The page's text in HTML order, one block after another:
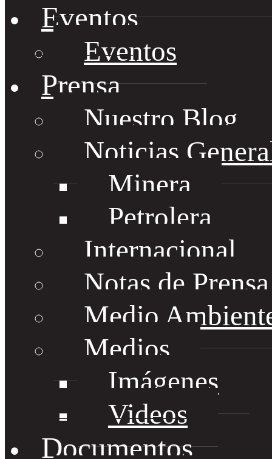
Eventos
Eventos
Prensa
Nuestro Blog
Noticias
Minera
Petrolera
Internacional
Notas de
Medio
Medios
Imágenes
Videos
Documentos